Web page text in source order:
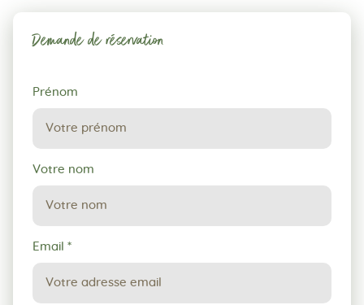
Demande de réservation
Demande
de
réservation
Prénom
Votre nom
Email *